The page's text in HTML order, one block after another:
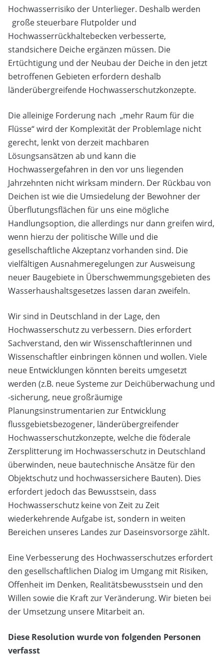
Hochwasserrisiko der Unterlieger. Deshalb werden
große steuerbare Flutpolder und
Hochwasserrückhaltebecken verbesserte,
standsichere Deiche ergänzen müssen. Die
Ertüchtigung und der Neubau der Deiche in den jetzt
betroffenen Gebieten erfordern deshalb
länderübergreifende Hochwasserschutzkonzepte.
Die alleinige Forderung nach „mehr Raum für die
Flüsse“ wird der Komplexität der Problemlage nicht
gerecht, lenkt von derzeit machbaren
Lösungsansätzen ab und kann die
Hochwassergefahren in den vor uns liegenden
Jahrzehnten nicht wirksam mindern. Der Rückbau von
Deichen ist wie die Umsiedelung der Bewohner der
Überflutungsflächen für uns eine mögliche
Handlungsoption, die allerdings nur dann greifen wird,
wenn hierzu der politische Wille und die
gesellschaftliche Akzeptanz vorhanden sind. Die
vielfältigen Ausnahmeregelungen zur Ausweisung
neuer Baugebiete in Überschwemmungsgebieten des
Wasserhaushaltsgesetzes lassen daran zweifeln.
Wir sind in Deutschland in der Lage, den
Hochwasserschutz zu verbessern. Dies erfordert
Sachverstand, den wir Wissenschaftlerinnen und
Wissenschaftler einbringen können und wollen. Viele
neue Entwicklungen könnten bereits umgesetzt
werden (z.B. neue Systeme zur Deichüberwachung und
-sicherung, neue großräumige
Planungsinstrumentarien zur Entwicklung
flussgebietsbezogener, länderübergreifender
Hochwasserschutzkonzepte, welche die föderale
Zersplitterung im Hochwasserschutz in Deutschland
überwinden, neue bautechnische Ansätze für den
Objektschutz und hochwassersichere Bauten). Dies
erfordert jedoch das Bewusstsein, dass
Hochwasserschutz keine von Zeit zu Zeit
wiederkehrende Aufgabe ist, sondern in weiten
Bereichen unseres Landes zur Daseinsvorsorge zählt.
Eine Verbesserung des Hochwasserschutzes erfordert
den gesellschaftlichen Dialog im Umgang mit Risiken,
Offenheit im Denken, Realitätsbewusstsein und den
Willen sowie die Kraft zur Veränderung. Wir bieten bei
der Umsetzung unsere Mitarbeit an.
Diese Resolution wurde von folgenden Personen
verfasst